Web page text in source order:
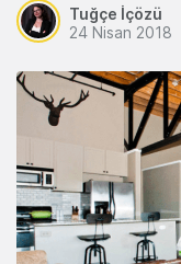
Tuğçe İçözü
24 Nisan 2018